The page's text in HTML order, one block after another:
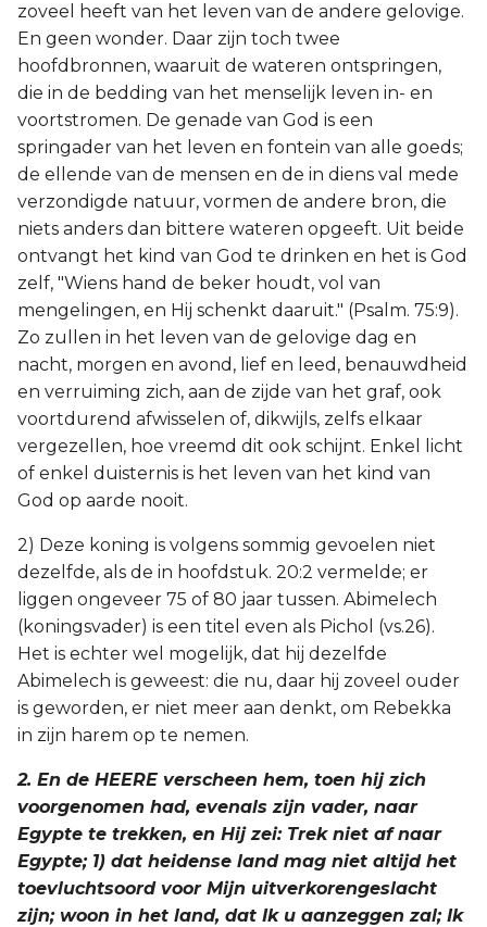
Jakobus
1 Petrus
2 Petrus
1 Johannes
2 Johannes
3 Johannes
Judas
Openbaring
zoveel heeft van het leven van de andere gelovige.
En geen wonder. Daar zijn toch twee
hoofdbronnen, waaruit de wateren ontspringen,
die in de bedding van het menselijk leven in- en
voortstromen. De genade van God is een
springader van het leven en fontein van alle goeds;
de ellende van de mensen en de in diens val mede
verzondigde natuur, vormen de andere bron, die
niets anders dan bittere wateren opgeeft. Uit beide
ontvangt het kind van God te drinken en het is God
zelf, "Wiens hand de beker houdt, vol van
mengelingen, en Hij schenkt daaruit." (Psalm. 75:9).
Zo zullen in het leven van de gelovige dag en
nacht, morgen en avond, lief en leed, benauwdheid
en verruiming zich, aan de zijde van het graf, ook
voortdurend afwisselen of, dikwijls, zelfs elkaar
vergezellen, hoe vreemd dit ook schijnt. Enkel licht
of enkel duisternis is het leven van het kind van
God op aarde nooit.
2) Deze koning is volgens sommig gevoelen niet
dezelfde, als de in hoofdstuk. 20:2 vermelde; er
liggen ongeveer 75 of 80 jaar tussen. Abimelech
(koningsvader) is een titel even als Pichol (vs.26).
Het is echter wel mogelijk, dat hij dezelfde
Abimelech is geweest: die nu, daar hij zoveel ouder
is geworden, er niet meer aan denkt, om Rebekka
in zijn harem op te nemen.
2. En de HEERE verscheen hem, toen hij zich
voorgenomen had, evenals zijn vader, naar
Egypte te trekken, en Hij zei: Trek niet af naar
Egypte; 1) dat heidense land mag niet altijd het
toevluchtsoord voor Mijn uitverkorengeslacht
zijn; woon in het land, dat Ik u aanzeggen zal; Ik